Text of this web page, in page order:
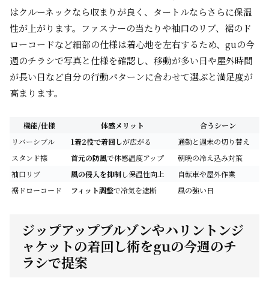
はクルーネックなら収まりが良く、タートルならさらに保温
性が上がります。ファスナーの当たりや袖口のリブ、裾のド
ローコードなど細部の仕様は着心地を左右するため、guの今
週のチラシで写真と仕様を確認し、移動が多い日や屋外時間
が長い日など自分の行動パターンに合わせて選ぶと満足度が
高まります。
機能/仕様 体感メリット
合うシーン
リバーシブル
1着2役で着回しが広がる
通勤と週末の切り替え
スタンド襟
首元の防風で体感温度アップ
朝晩の冷え込み対策
袖口リブ
風の侵入を抑制し保温性向上
自転車や屋外作業
裾ドローコード
フィット調整で冷気を遮断 風の強い日
ジップアップブルゾンやハリントンジ
ャケットの着回し術をguの今週のチ
ラシで提案